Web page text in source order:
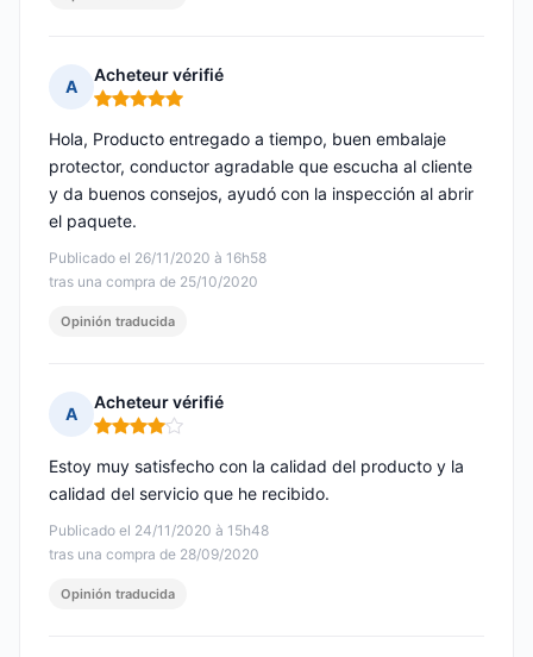
A
Acheteur vérifié
Nota: 5 de 5
Publicado el 26/11/2020 à 16h58
tras una compra de 25/10/2020
Hola, Producto entregado a tiempo, buen embalaje
protector, conductor agradable que escucha al cliente
y da buenos consejos, ayudó con la inspección al abrir
el paquete.
Opinión traducida
A
Acheteur vérifié
Nota: 4 de 5
Publicado el 24/11/2020 à 15h48
tras una compra de 28/09/2020
Estoy muy satisfecho con la calidad del producto y la
calidad del servicio que he recibido.
Opinión traducida